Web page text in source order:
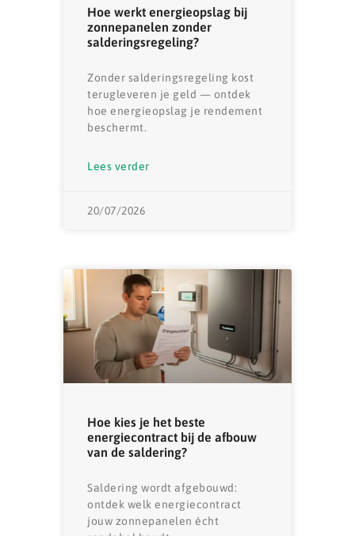
Hoe werkt energieopslag bij
zonnepanelen zonder
salderingsregeling?
Zonder salderingsregeling kost
terugleveren je geld — ontdek
hoe energieopslag je rendement
beschermt.
Lees verder
20/07/2026
Hoe kies je het beste
energiecontract bij de afbouw
van de saldering?
Saldering wordt afgebouwd:
ontdek welk energiecontract
jouw zonnepanelen écht